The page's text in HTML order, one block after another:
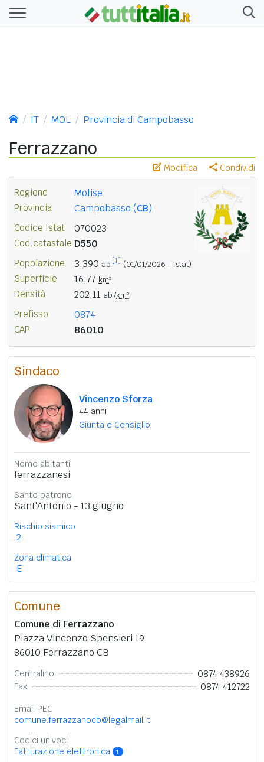
IT MOL Provincia di Campobasso
Ferrazzano
Modifica Condividi
Regione Molise
Provincia Campobasso (CB)
Codice Istat 070023
Cod.catastale D550
Popolazione 3.390 ab. [1] (01/01/2026 - Istat)
Superficie 16,77 km²
Densità 202,11 ab./km²
Prefisso 0874
CAP 86010
Sindaco
Vincenzo Sforza
44 anni
Giunta e Consiglio
Nome abitanti
ferrazzanesi
Santo patrono
Sant'Antonio - 13 giugno
Rischio sismico
2
Zona climatica
E
Comune
Comune di Ferrazzano
Piazza Vincenzo Spensieri 19
86010 Ferrazzano CB
Centralino 0874 438926
Fax 0874 412722
Email PEC
comune.ferrazzanocb@legalmail.it
Codici univoci
Fatturazione elettronica
1